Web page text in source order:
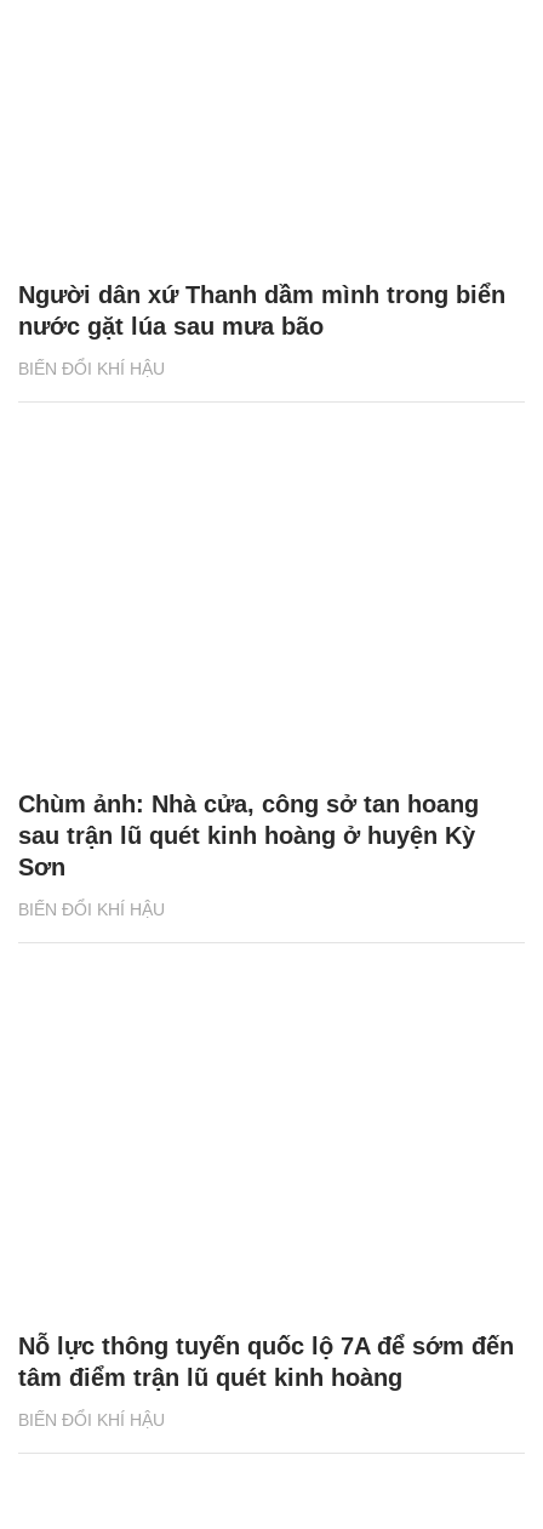
BIẾN ĐỔI KHÍ HẬU
Người dân xứ Thanh dầm mình trong biển
nước gặt lúa sau mưa bão
BIẾN ĐỔI KHÍ HẬU
Chùm ảnh: Nhà cửa, công sở tan hoang
sau trận lũ quét kinh hoàng ở huyện Kỳ
Sơn
BIẾN ĐỔI KHÍ HẬU
Nỗ lực thông tuyến quốc lộ 7A để sớm đến
tâm điểm trận lũ quét kinh hoàng